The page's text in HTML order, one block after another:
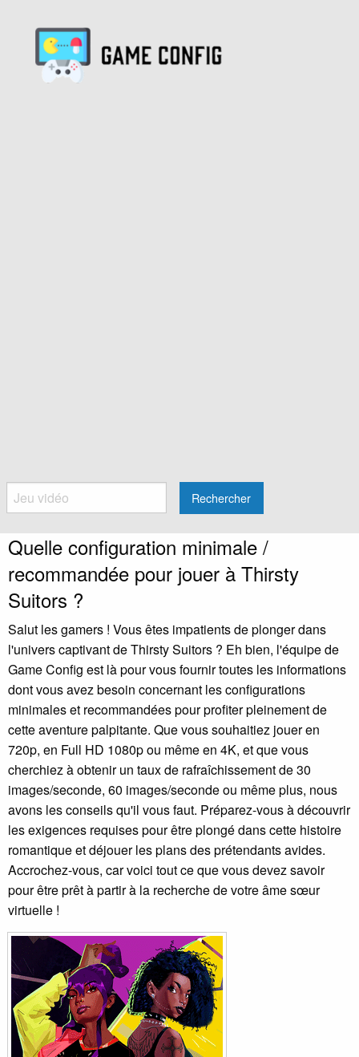
Rechercher
Quelle configuration minimale /
recommandée pour jouer à Thirsty
Suitors ?
Salut les gamers ! Vous êtes impatients de plonger dans
l'univers captivant de Thirsty Suitors ? Eh bien, l'équipe de
Game Config est là pour vous fournir toutes les informations
dont vous avez besoin concernant les configurations
minimales et recommandées pour profiter pleinement de
cette aventure palpitante. Que vous souhaitiez jouer en
720p, en Full HD 1080p ou même en 4K, et que vous
cherchiez à obtenir un taux de rafraîchissement de 30
images/seconde, 60 images/seconde ou même plus, nous
avons les conseils qu'il vous faut. Préparez-vous à découvrir
les exigences requises pour être plongé dans cette histoire
romantique et déjouer les plans des prétendants avides.
Accrochez-vous, car voici tout ce que vous devez savoir
pour être prêt à partir à la recherche de votre âme sœur
virtuelle !